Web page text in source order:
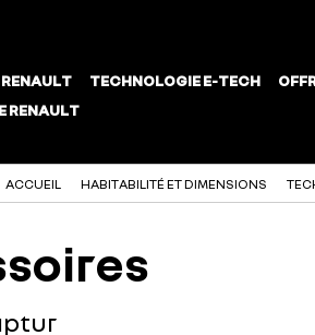
ACCUEIL HABITABILITÉ ET DIMENSIONS